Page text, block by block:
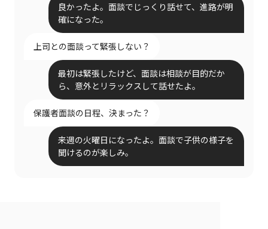
良かったよ。面談でじっくり話せて、進路が明
確になった。
上司との面談って緊張しない？
最初は緊張したけど、面談は相談が目的だか
ら、意外とリラックスして話せたよ。
保護者面談の日程、決まった？
来週の火曜日になったよ。面談で子供の様子を
聞けるのが楽しみ。